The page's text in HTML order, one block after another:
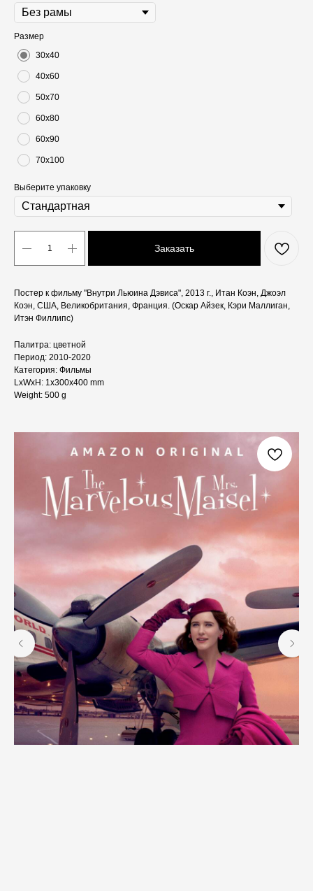
Размер
30х40
40х60
50х70
60х80
60х90
70х100
Выберите упаковку
Заказать
Постер к фильму "Внутри Льюина Дэвиса", 2013 г., Итан Коэн, Джоэл
Коэн, США, Великобритания, Франция. (Оскар Айзек, Кэри Маллиган,
Итэн Филлипс)
Палитра: цветной
Период: 2010-2020
Категория: Фильмы
LxWxH: 1x300x400 mm
Weight: 500 g